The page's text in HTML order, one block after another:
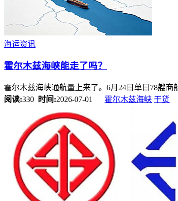
海运资讯
霍尔木兹海峡能走了吗？
霍尔木兹海峡通航量上来了。6月24日单日78艘
阅读:330 时间:2026-07-01 霍尔木兹海峡 干货